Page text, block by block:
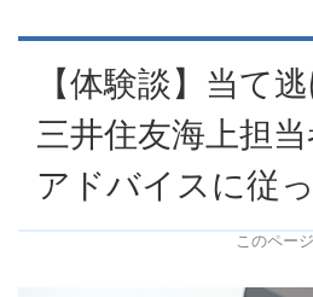
【体験談】当て
三井住友海上担
アドバイスに従
このペー